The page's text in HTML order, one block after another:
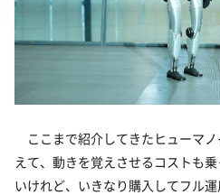
ここまで紹介してきたヒューマ
えて、動きを覚えさせるコストも
いけれど、いきなり購入してフル